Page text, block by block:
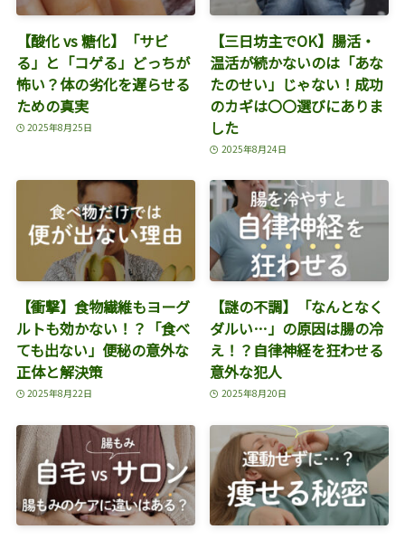
【酸化 vs 糖化】「サビ
る」と「コゲる」どっちが
怖い？体の劣化を遅らせる
ための真実
2025年8月25日
【三日坊主でOK】腸活・
温活が続かないのは「あな
たのせい」じゃない！成功
のカギは〇〇選びにありま
した
2025年8月24日
【衝撃】食物繊維もヨーグ
ルトも効かない！？「食べ
ても出ない」便秘の意外な
正体と解決策
2025年8月22日
【謎の不調】「なんとなく
ダルい…」の原因は腸の冷
え！？自律神経を狂わせる
意外な犯人
2025年8月20日